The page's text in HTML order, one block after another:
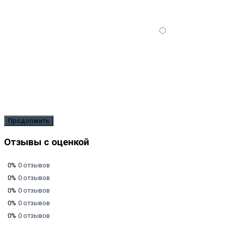
Продолжить
Отзывы с оценкой
0% 0 отзывов
0% 0 отзывов
0% 0 отзывов
0% 0 отзывов
0% 0 отзывов